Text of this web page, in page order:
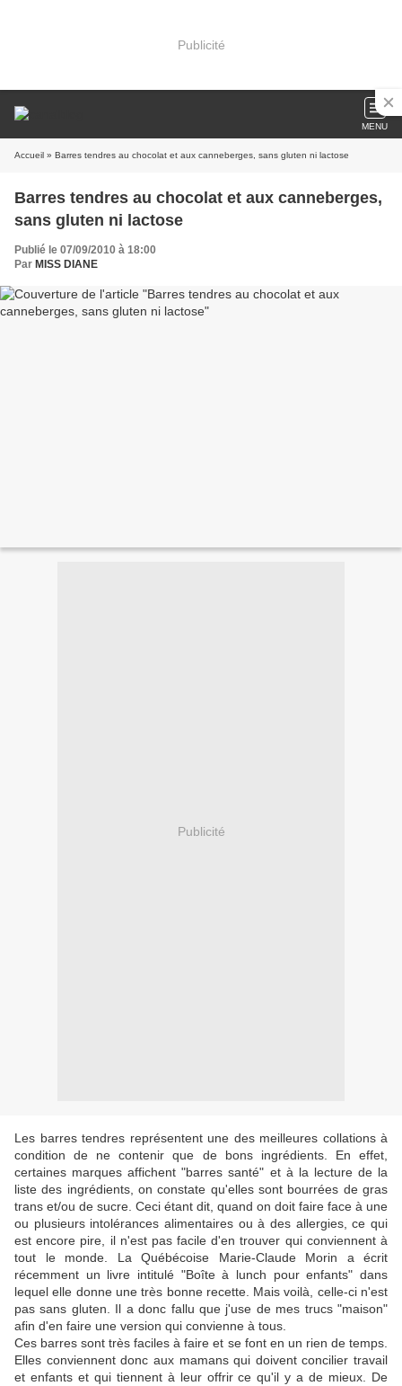
Publicité
MENU
Accueil » Barres tendres au chocolat et aux canneberges, sans gluten ni lactose
Barres tendres au chocolat et aux canneberges,
sans gluten ni lactose
Publié le 07/09/2010 à 18:00
Par MISS DIANE
Publicité
Les barres tendres représentent une des meilleures collations à
condition de ne contenir que de bons ingrédients. En effet,
certaines marques affichent "barres santé" et à la lecture de la
liste des ingrédients, on constate qu'elles sont bourrées de gras
trans et/ou de sucre. Ceci étant dit, quand on doit faire face à une
ou plusieurs intolérances alimentaires ou à des allergies, ce qui
est encore pire, il n'est pas facile d'en trouver qui conviennent à
tout le monde. La Québécoise Marie-Claude Morin a écrit
récemment un livre intitulé "Boîte à lunch pour enfants" dans
lequel elle donne une très bonne recette. Mais voilà, celle-ci n'est
pas sans gluten. Il a donc fallu que j'use de mes trucs "maison"
afin d'en faire une version qui convienne à tous.
Ces barres sont très faciles à faire et se font en un rien de temps.
Elles conviennent donc aux mamans qui doivent concilier travail
et enfants et qui tiennent à leur offrir ce qu'il y a de mieux. De